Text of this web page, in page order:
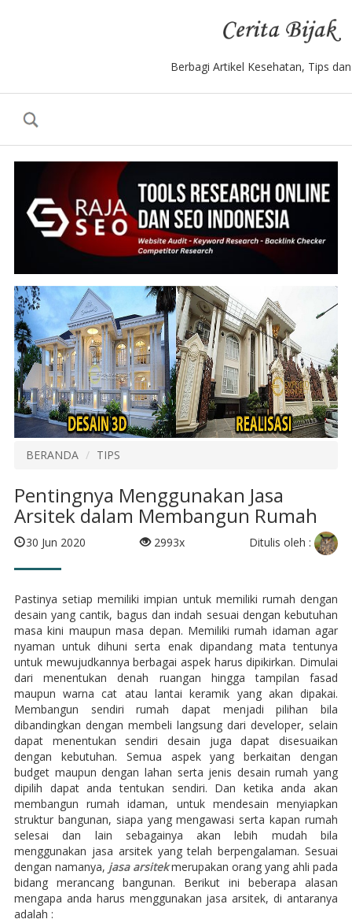
Berbagi Artikel Kesehatan, Tips
BERANDA TIPS
Pentingnya Menggunakan Jasa
Arsitek dalam Membangun Rumah
30 Jun 2020 2993x Ditulis oleh :
Pastinya setiap memiliki impian untuk memiliki rumah dengan
desain yang cantik, bagus dan indah sesuai dengan kebutuhan
masa kini maupun masa depan. Memiliki rumah idaman agar
nyaman untuk dihuni serta enak dipandang mata tentunya
untuk mewujudkannya berbagai aspek harus dipikirkan. Dimulai
dari menentukan denah ruangan hingga tampilan fasad
maupun warna cat atau lantai keramik yang akan dipakai.
Membangun sendiri rumah dapat menjadi pilihan bila
dibandingkan dengan membeli langsung dari developer, selain
dapat menentukan sendiri desain juga dapat disesuaikan
dengan kebutuhan. Semua aspek yang berkaitan dengan
budget maupun dengan lahan serta jenis desain rumah yang
dipilih dapat anda tentukan sendiri. Dan ketika anda akan
membangun rumah idaman, untuk mendesain menyiapkan
struktur bangunan, siapa yang mengawasi serta kapan rumah
selesai dan lain sebagainya akan lebih mudah bila
menggunakan jasa arsitek yang telah berpengalaman. Sesuai
dengan namanya, jasa arsitekmerupakan orang yang ahli pada
bidang merancang bangunan. Berikut ini beberapa alasan
mengapa anda harus menggunakan jasa arsitek, di antaranya
adalah :